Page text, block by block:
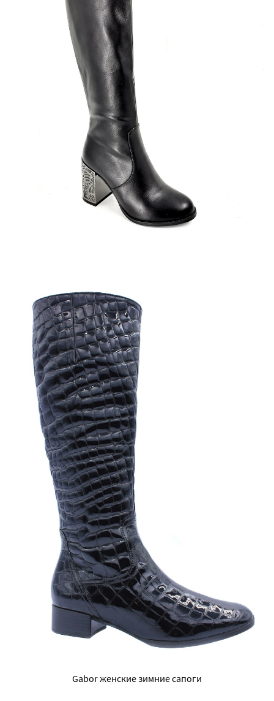
Gabor женские зимние сапоги